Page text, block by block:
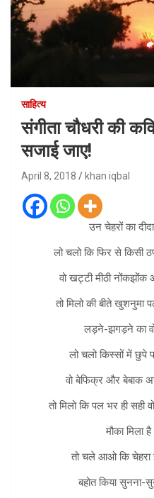
साहित्य
संगीता चौधरी की
सजाई जाए!
April 8, 2018 khan iqbal
उन चेहरों का
लो चलो कि फिर से किसी
वो खट्टी मीठी
तो मिलो की बीते खुशनुमा
लड़ने-झगड़ने का वो
लो चलो किस्सों में छुपे
वो बेफिक्र और बेबाक
तो मिलो कि पल भर ही सही
मौका मिला
तो चले आओ कि चेहरा
बहोत किया सुनना-